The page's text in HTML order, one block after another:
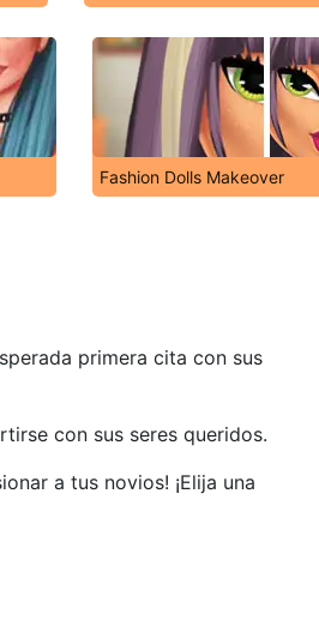
Fashion Dolls Makeover
primera cita con sus
con sus seres queridos.
a tus novios! ¡Elija una